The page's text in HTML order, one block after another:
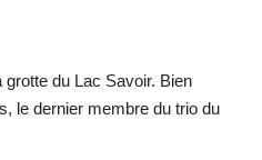
du Lac Savoir. Bien
le dernier membre du trio du